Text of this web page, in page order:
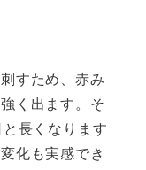
すため、赤み
く出ます。そ
長くなります
化も実感でき